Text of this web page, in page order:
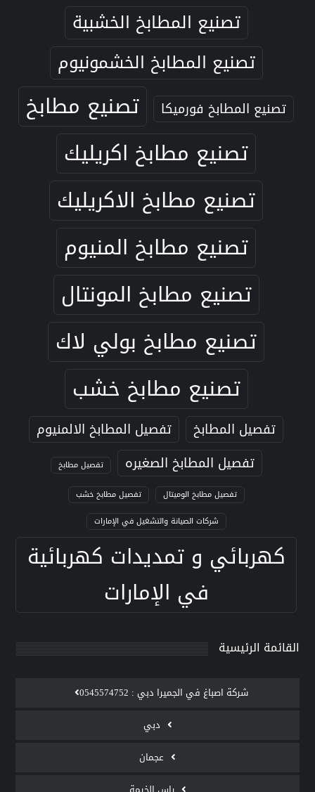
تصنيع المطابخ الخشبية
تصنيع المطابخ الخشمونيوم
تصنيع المطابخ فورميكا
تصنيع مطابخ
تصنيع مطابخ اكريليك
تصنيع مطابخ الاكريليك
تصنيع مطابخ المنيوم
تصنيع مطابخ المونتال
تصنيع مطابخ بولي لاك
تصنيع مطابخ خشب
تفصيل المطابخ
تفصيل المطابخ الالمنيوم
تفصيل المطابخ الصغيره
تفصيل مطابخ
تفصيل مطابخ الوميتال
تفصيل مطابخ خشب
شركات الصيانة والتشغيل في الإمارات
كهربائي و تمديدات كهربائية
في الإمارات
القائمة الرئيسية
‫شركة اصباغ في الجميرا دبي : 0545574752
دبي
عجمان